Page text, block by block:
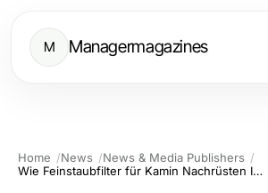
M Managermagazines
Home News
News & Media Publishers
Wie Feinstaubfilter für Kamin Nachrüsten Ihr Zuhause Sauberer und Gesünder Macht